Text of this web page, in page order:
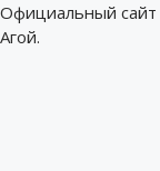
Перейти
к
Официальный сайт
Агой.